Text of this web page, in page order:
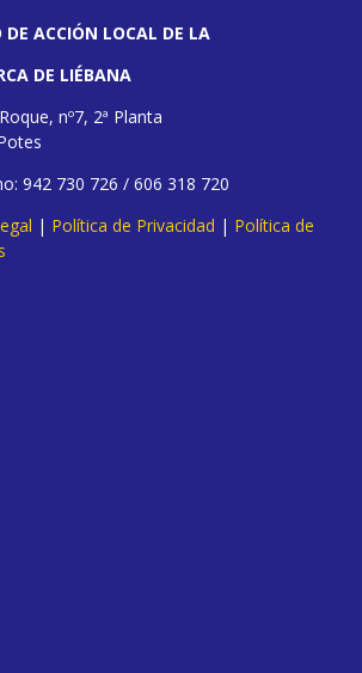
DE ACCIÓN LOCAL DE LA
DE LIÉBANA
nº7, 2ª Planta
942 730 726 / 606 318 720
| Política de Privacidad | Política de